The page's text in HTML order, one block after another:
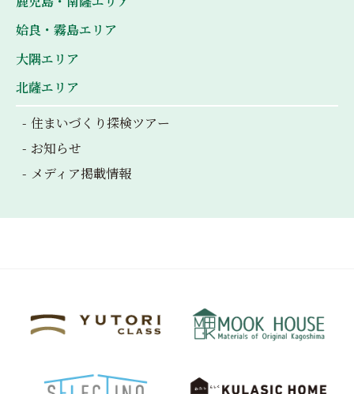
姶良・霧島エリア
大隅エリア
北薩エリア
住まいづくり探検ツアー
お知らせ
メディア掲載情報